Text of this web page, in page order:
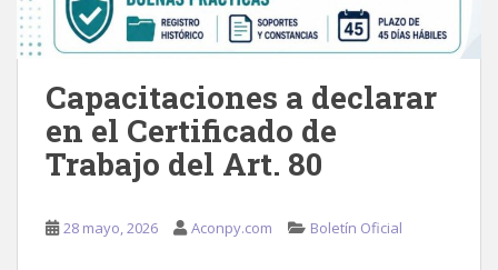
Capacitaciones a declarar
en el Certificado de
Trabajo del Art. 80
28 mayo, 2026 Aconpy.com Boletín Oficial